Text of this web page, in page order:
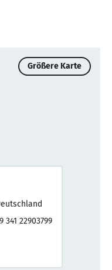
Größere Karte
341 22903799